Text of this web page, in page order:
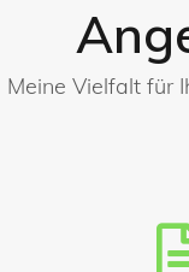
Meine Vielfalt für